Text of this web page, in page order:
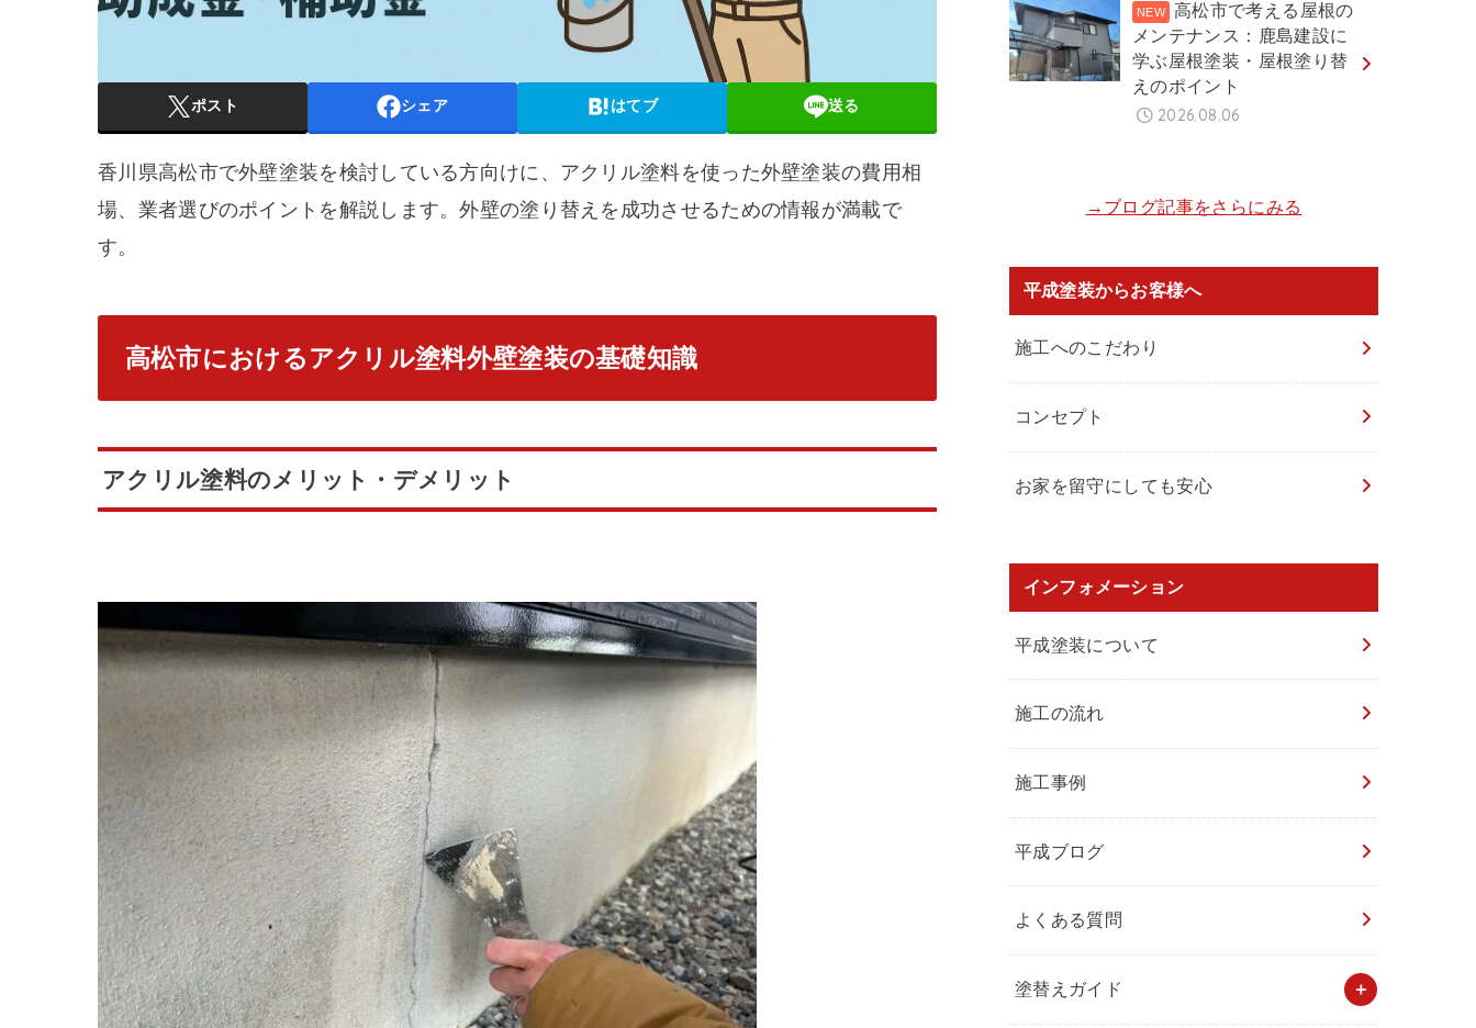
ポスト シェア はてブ 送る
香川県高松市で外壁塗装を検討している方向けに、アクリル塗料を使った外壁塗装の費用相
場、業者選びのポイントを解説します。外壁の塗り替えを成功させるための情報が満載で
す。
高松市におけるアクリル塗料外壁塗装の基礎知識
アクリル塗料のメリット・デメリット
高松市で考える屋根の
メンテナンス：鹿島建設に
学ぶ屋根塗装・屋根塗り替
えのポイント
2026.08.06
→ブログ記事をさらにみる
平成塗装からお客様へ
施工へのこだわり
コンセプト
お家を留守にしても安心
インフォメーション
平成塗装について
施工の流れ
施工事例
平成ブログ
よくある質問
塗替えガイド